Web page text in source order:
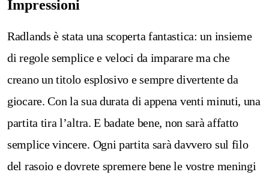
Impressioni
Radlands è stata una scoperta fantastica: un insieme
di regole semplice e veloci da imparare ma che
creano un titolo esplosivo e sempre divertente da
giocare. Con la sua durata di appena venti minuti, una
partita tira l’altra. E badate bene, non sarà affatto
semplice vincere. Ogni partita sarà davvero sul filo
del rasoio e dovrete spremere bene le vostre meningi